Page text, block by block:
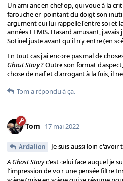
Un ami ancien chef op, qui voue à la
farouche en pointant du doigt son
argument qui lui rappelle l'entre soi et
années FEMIS. Hasard amusant,
Sotinel juste avant qu'il n'y entre (en
En tout cas j'ai encore pas mal de
Ghost Story? Outre son format
chose de naïf et d'arrogant à la fois, il
Tom a répondu à ça.
Tom 17 mai 2022
Ardalion
Je suis aussi loin
A Ghost Storyc'est celui face auquel je
l'impression de voir une pensée filtre